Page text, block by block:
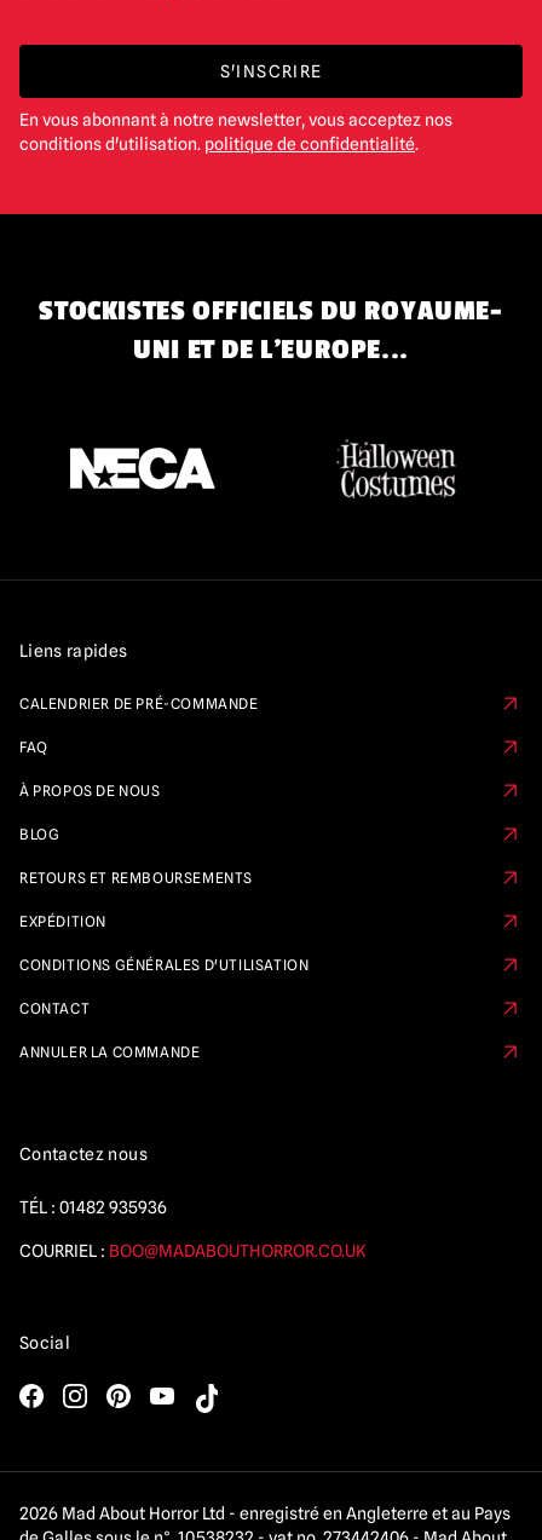
S'INSCRIRE
En vous abonnant à notre newsletter, vous acceptez nos
conditions d'utilisation. politique de confidentialité.
STOCKISTES OFFICIELS DU ROYAUME-
UNI ET DE L'EUROPE...
Liens rapides
CALENDRIER DE PRÉ-COMMANDE
FAQ
À PROPOS DE NOUS
BLOG
RETOURS ET REMBOURSEMENTS
EXPÉDITION
CONDITIONS GÉNÉRALES D'UTILISATION
CONTACT
ANNULER LA COMMANDE
Contactez nous
TÉL : 01482 935936
COURRIEL : BOO@MADABOUTHORROR.CO.UK
Social
2026 Mad About Horror Ltd - enregistré en Angleterre et au Pays